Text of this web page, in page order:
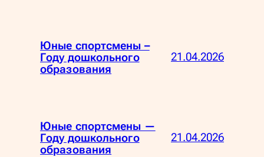
Юные спортсмены –
Году дошкольного
образования
21.04.2026
Юные спортсмены —
Году дошкольного
образования
21.04.2026